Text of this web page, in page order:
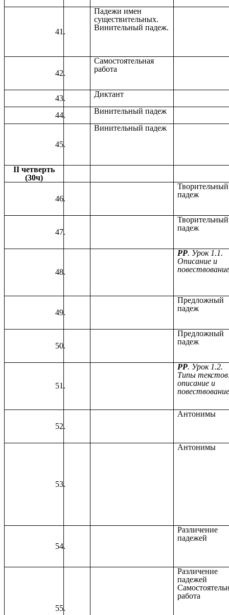
Падежи имен
существительных.
Винительный падеж.
Самостоятельная
работа
Диктант
Винительный падеж
Винительный падеж
II четверть
(30ч)
Творительный
падеж
Творительный
падеж
РР. Урок 1.1.
Описание и
Предложный
падеж
Предложный
падеж
РР. Урок 1.2.
Типы
описание и
Антонимы
Антонимы
Различение
падежей
Различение
падежей
работа